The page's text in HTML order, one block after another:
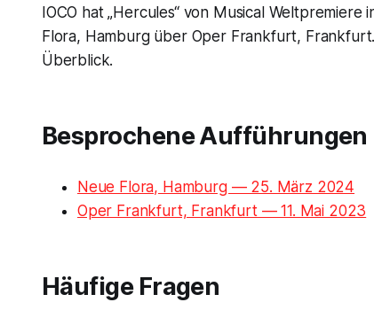
IOCO hat „Hercules“ von Musical
Flora, Hamburg über Oper Frankfurt,
Überblick.
Besprochene Aufführungen
Neue Flora, Hamburg — 25. März 2024
Oper Frankfurt, Frankfurt — 11. Mai 2023
Häufige Fragen